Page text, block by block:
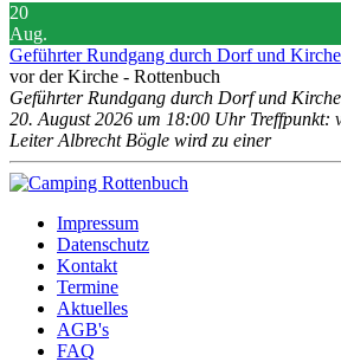
20
Aug.
Geführter Rundgang durch Dorf und Kirche
vor der Kirche - Rottenbuch
Geführter Rundgang durch Dorf und
20. August 2026 um 18:00 Uhr Treffpunkt:
Leiter Albrecht Bögle wird zu einer
Impressum
Datenschutz
Kontakt
Termine
Aktuelles
AGB's
FAQ